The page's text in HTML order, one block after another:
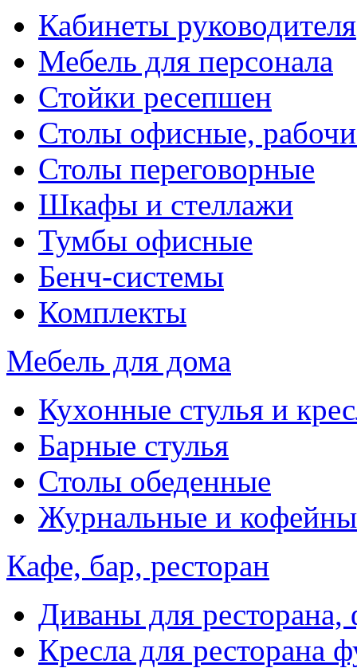
Кабинеты руководителя
Мебель для персонала
Стойки ресепшен
Столы офисные,
Столы переговорные
Шкафы и стеллажи
Тумбы офисные
Бенч-системы
Комплекты
Мебель для дома
Кухонные стулья и
Барные стулья
Столы обеденные
Журнальные и
Кафе, бар, ресторан
Диваны для ресторана,
Кресла для ресторана